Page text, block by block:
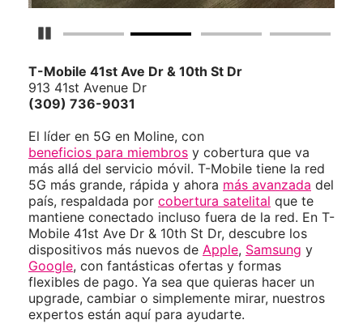
Detener carrusel
T-Mobile 41st Ave Dr & 10th St Dr
913 41st Avenue Dr
(309) 736-9031
El líder en 5G en Moline, con
beneficios para miembros y cobertura que va
más allá del servicio móvil. T-Mobile tiene la red
5G más grande, rápida y ahora más avanzada del
país, respaldada por cobertura satelital que te
mantiene conectado incluso fuera de la red. En T-
Mobile 41st Ave Dr & 10th St Dr, descubre los
dispositivos más nuevos de Apple, Samsung y
Google, con fantásticas ofertas y formas
flexibles de pago. Ya sea que quieras hacer un
upgrade, cambiar o simplemente mirar, nuestros
expertos están aquí para ayudarte.